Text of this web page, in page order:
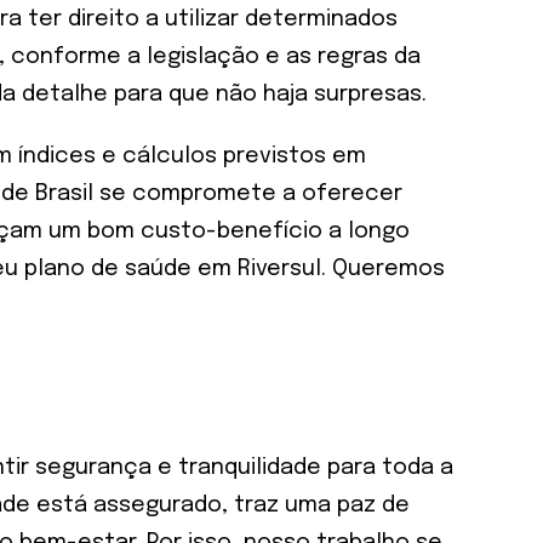
ter direito a utilizar determinados
a legislação e as regras da
detalhe para que não haja surpresas.
índices e cálculos previstos em
Brasil se compromete a oferecer
um bom custo-benefício a longo
de saúde em Riversul. Queremos
segurança e tranquilidade para toda a
está assegurado, traz uma paz de